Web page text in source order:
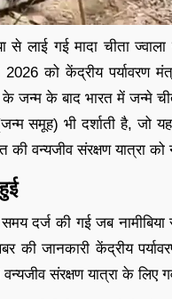
लाई गई मादा चीता ज्वाला
को केंद्रीय पर्यावरण
जन्म के बाद भारत में जन्मे
समूह) भी दर्शाती है, जो
की वन्यजीव संरक्षण यात्रा
दर्ज की गई जब नामीबिया
की जानकारी केंद्रीय
संरक्षण यात्रा के लिए